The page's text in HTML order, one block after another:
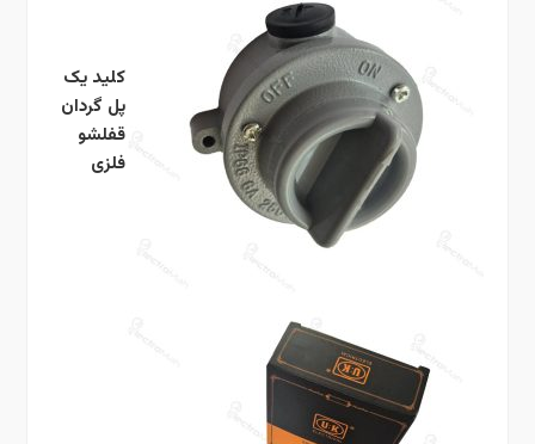
کلید یک
پل گردان
قفلشو
فلزی